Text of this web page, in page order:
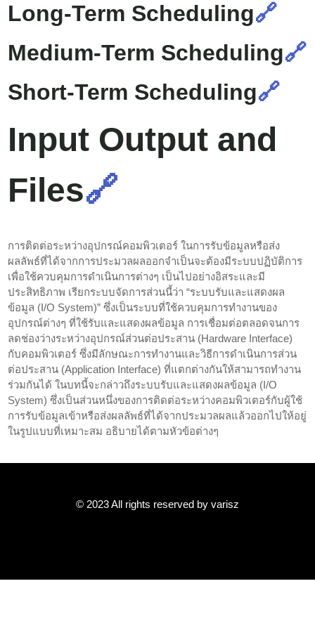
Long-Term Scheduling🔗
Medium-Term Scheduling🔗
Short-Term Scheduling🔗
Input Output and
Files🔗
การติดต่อระหว่างอุปกรณ์คอมพิวเตอร์ ในการรับข้อมูลหรือส่ง
ผลลัพธ์ที่ได้จากการประมวลผลออกจำเป็นจะต้องมีระบบปฏิบัติการ
เพื่อใช้ควบคุมการดำเนินการต่างๆ เป็นไปอย่างอิสระและมี
ประสิทธิภาพ เรียกระบบจัดการส่วนนี้ว่า “ระบบรับและแสดงผล
ข้อมูล (I/O System)” ซึ่งเป็นระบบที่ใช้ควบคุมการทำงานของ
อุปกรณ์ต่างๆ ที่ใช้รับและแสดงผลข้อมูล การเชื่อมต่อตลอดจนการ
ลดช่องว่างระหว่างอุปกรณ์ส่วนต่อประสาน (Hardware Interface)
กับคอมพิวเตอร์ ซึ่งมีลักษณะการทำงานและวิธีการดำเนินการส่วน
ต่อประสาน (Application Interface) ที่แตกต่างกันให้สามารถทำงาน
ร่วมกันได้ ในบทนี้จะกล่าวถึงระบบรับและแสดงผลข้อมูล (I/O
System) ซึ่งเป็นส่วนหนึ่งของการติดต่อระหว่างคอมพิวเตอร์กับผู้ใช้
การรับข้อมูลเข้าหรือส่งผลลัพธ์ที่ได้จากประมวลผลแล้วออกไปให้อยู่
ในรูปแบบที่เหมาะสม อธิบายได้ตามหัวข้อต่างๆ
© 2023 All rights reserved by varisz